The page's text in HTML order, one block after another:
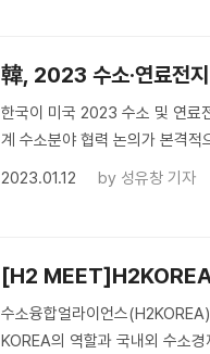
韓, 2023 수소·연료전
한국이 미국 2023 수소 및 연료
계 수소분야 협력 논의가 본격적
2023.01.12
by 성유창 기자
[H2
수소융합얼라이언스
KOREA의 역할과 국내외 수소